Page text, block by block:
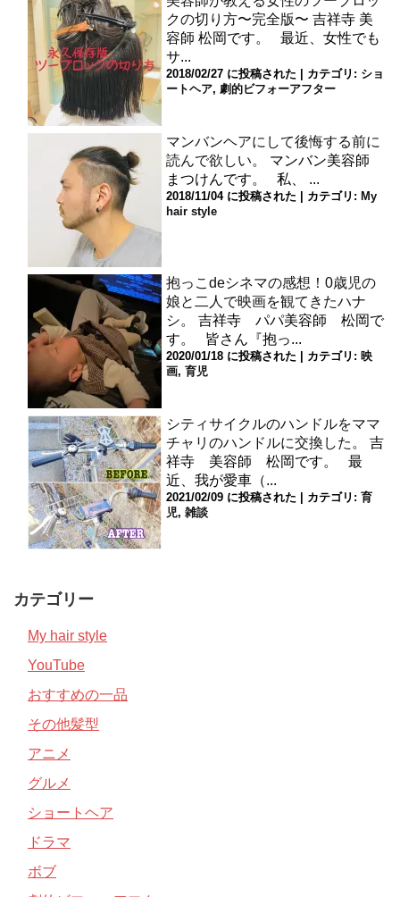
クの切り方〜完全版〜 吉祥寺 美
容師 松岡です。 最近、女性でも
サ...
2018/02/27 に投稿された カテゴリ: ショ
ートヘア, 劇的ビフォーアフター
マンバンヘアにして後悔する前に
読んで欲しい。
マンバン美容師
まつけんです。 私、 ...
2018/11/04 に投稿された カテゴリ: My
hair style
抱っこdeシネマの感想！0歳児の
娘と二人で映画を観てきたハナ
シ。
吉祥寺 パパ美容師 松岡で
す。 皆さん『抱っ...
2020/01/18 に投稿された カテゴリ: 映
画, 育児
シティサイクルのハンドルをママ
チャリのハンドルに交換した。
吉
祥寺 美容師 松岡です。 最
近、我が愛車（...
2021/02/09 に投稿された カテゴリ: 育
児, 雑談
カテゴリー
My hair style
YouTube
おすすめの一品
その他髪型
アニメ
グルメ
ショートヘア
ドラマ
ボブ